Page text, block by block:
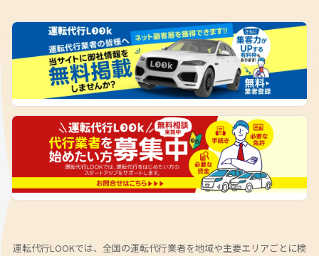
運転代行LOOKでは、全国の運転代行業者を地域や主要エリアごとに検